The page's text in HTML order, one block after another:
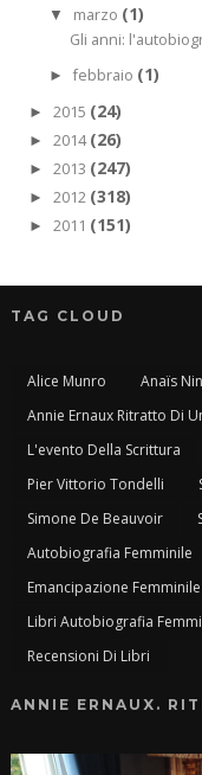
▼ marzo (1)
Gli anni:
► febbraio (1)
► 2015 (24)
► 2014(26)
► 2013 (247)
► 2012 (318)
► 2011 (151)
TAG CLOUD
Alice Munro Anaïs Nin
Annie Ernaux Ritratto Di
L'evento Della Scrittura
Pier Vittorio Tondelli
Simone De Beauvoir
Autobiografia Femminile
Emancipazione
Libri Autobiografia
Recensioni Di Libri
ANNIE ERNAUX.